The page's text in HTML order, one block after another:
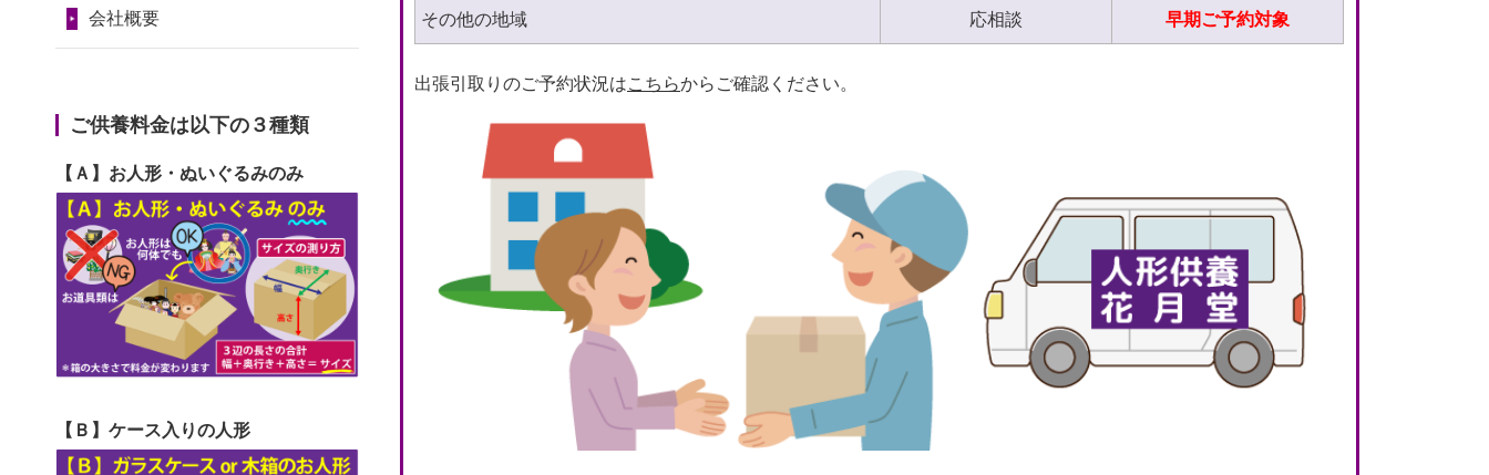
その他の地域 応相談 早期ご予約対象
出張引取りのご予約状況はこちらからご確認ください。
2026/06/29
一緒にお雛様を出しました。
お...
2026/06/28きちんと供養して
いただけると思ったので、お
ぐるみを供養いただいたこと
が...
人形はどうなるのでしょう
か？
しても良いですか？
第73回人形供養祭
第72回人形供養祭
令和6年9月9日(月)
第71回人形供養祭
令和6年8月1日(木)
第70回人形供養祭
第69回人形供養祭
会社概要
ご供養料金は以下の３種類
【Ａ】お人形・ぬいぐるみのみ
【Ｂ】ケース入りの人形